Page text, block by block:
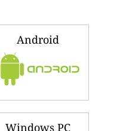
Android
Windows PC